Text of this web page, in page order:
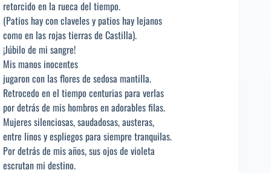
retorcido en la rueca del tiempo.
(Patios hay con claveles y patios hay lejanos
como en las rojas tierras de Castilla).
¡Júbilo de mi sangre!
Mis manos inocentes
jugaron con las flores de sedosa mantilla.
Retrocedo en el tiempo centurias para verlas
por detrás de mis hombros en adorables filas.
Mujeres silenciosas, saudadosas, austeras,
entre linos y espliegos para siempre tranquilas.
Por detrás de mis años, sus ojos de violeta
escrutan mi destino.